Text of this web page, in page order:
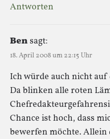
Antworten
Bensagt:
18. April 2008 um 22:15 Uhr
Ich würde auch nicht
Da blinken alle roten
Chance ist hoch, dass
bewerfen möchte.